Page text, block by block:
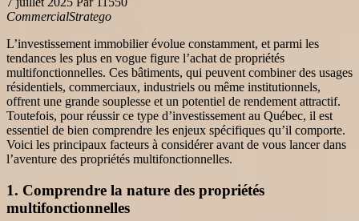
CommercialStratego
L’investissement immobilier évolue constamment, et parmi les
tendances les plus en vogue figure l’achat de propriétés
multifonctionnelles. Ces bâtiments, qui peuvent combiner des usages
résidentiels, commerciaux, industriels ou même institutionnels,
offrent une grande souplesse et un potentiel de rendement attractif.
Toutefois, pour réussir ce type d’investissement au Québec, il est
essentiel de bien comprendre les enjeux spécifiques qu’il comporte.
Voici les principaux facteurs à considérer avant de vous lancer dans
l’aventure des propriétés multifonctionnelles.
1. Comprendre la nature des propriétés
multifonctionnelles